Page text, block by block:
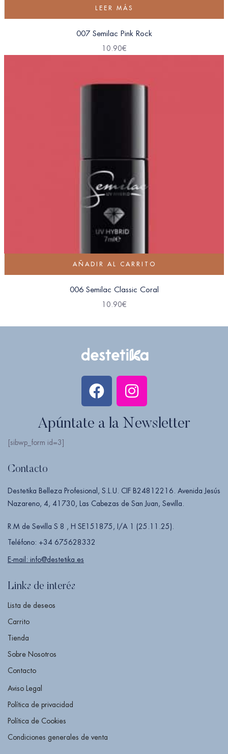
LEER MÁS
007 Semilac Pink Rock
10.90€
AÑADIR AL CARRITO
006 Semilac Classic Coral
10.90€
Apúntate a la Newsletter
[sibwp_form id=3]
Contacto
Destetika Belleza Profesional, S.L.U. CIF B24812216. Avenida Jesús
Nazareno, 4, 41730, Las Cabezas de San Juan, Sevilla.
R.M de Sevilla S 8 , H SE151875, I/A 1 (25.11.25).
Teléfono: +34 675628332
E-mail: info@destetika.es
Links de interés
Lista de deseos
Carrito
Tienda
Sobre Nosotros
Contacto
Aviso Legal
Política de privacidad
Política de Cookies
Condiciones generales de venta